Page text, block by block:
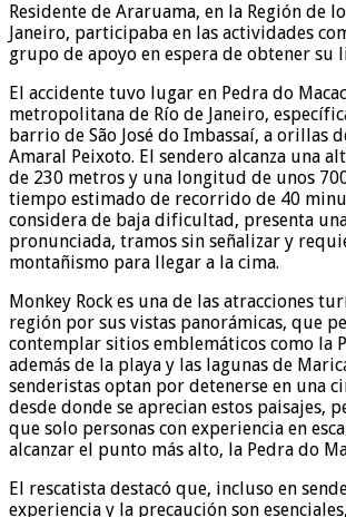
Residente de Araruama, en la Región de
Janeiro, participaba en las actividades
grupo de apoyo en espera de obtener su
El accidente tuvo lugar en Pedra do
metropolitana de Río de Janeiro,
barrio de São José do Imbassaí, a orillas
Amaral Peixoto. El sendero alcanza una
de 230 metros y una longitud de unos
tiempo estimado de recorrido de 40
considera de baja dificultad, presenta
pronunciada, tramos sin señalizar y
montañismo para llegar a la cima.
Monkey Rock es una de las atracciones
región por sus vistas panorámicas, que
contemplar sitios emblemáticos como la
además de la playa y las lagunas de
senderistas optan por detenerse en una
desde donde se aprecian estos paisajes,
que solo personas con experiencia en
alcanzar el punto más alto, la Pedra do
El rescatista destacó que, incluso en
experiencia y la precaución son